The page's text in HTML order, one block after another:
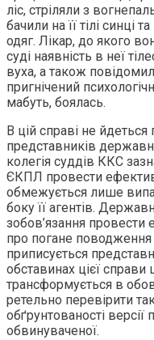
ліс, стріляли з
бачили на її тілі синці
одяг. Лікар, до якого
суді наявність в неї
вуха, а також
пригнічений
мабуть, боялась.
В цій справі не
представників
колегія суддів ККС
ЄКПЛ провести
обмежується лише
боку її агентів.
зобов’язання провести
про погане
приписується
обставинах цієї справи
трансформується в
ретельно перевірити
обґрунтованості версії
обвинуваченої.